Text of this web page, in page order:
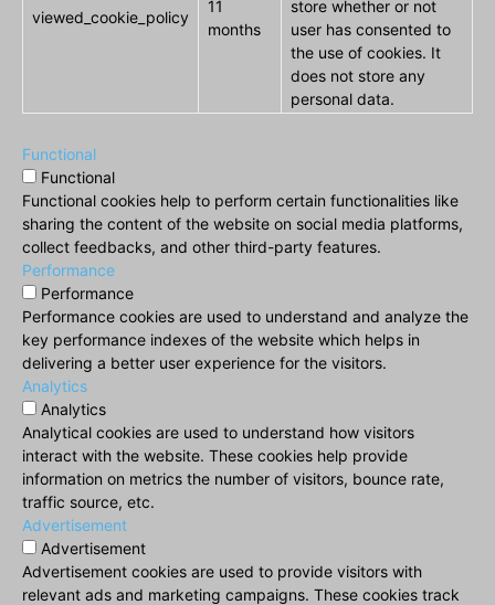
viewed_cookie_policy
11
months
store whether or not
user has consented to
the use of cookies. It
does not store any
personal data.
Functional
Functional
Functional cookies help to perform certain functionalities like
sharing the content of the website on social media platforms,
collect feedbacks, and other third-party features.
Performance
Performance
Performance cookies are used to understand and analyze the
key performance indexes of the website which helps in
delivering a better user experience for the visitors.
Analytics
Analytics
Analytical cookies are used to understand how visitors
interact with the website. These cookies help provide
information on metrics the number of visitors, bounce rate,
traffic source, etc.
Advertisement
Advertisement
Advertisement cookies are used to provide visitors with
relevant ads and marketing campaigns. These cookies track